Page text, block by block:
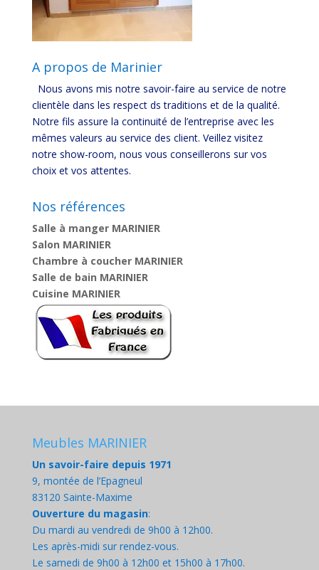
A propos de Marinier
Nous avons mis notre savoir-faire au service de notre
clientèle dans les respect ds traditions et de la qualité.
Notre fils assure la continuité de l’entreprise avec les
mêmes valeurs au service des client. Veillez visitez
notre show-room, nous vous conseillerons sur vos
choix et vos attentes.
Nos références
Salle à manger MARINIER
Salon MARINIER
Chambre à coucher MARINIER
Salle de bain MARINIER
Cuisine MARINIER
Meubles MARINIER
Un savoir-faire depuis 1971
9, montée de l’Epagneul
83120 Sainte-Maxime
Ouverture du magasin:
Du mardi au vendredi de 9h00 à 12h00.
Les après-midi sur rendez-vous.
Le samedi de 9h00 à 12h00 et 15h00 à 17h00.